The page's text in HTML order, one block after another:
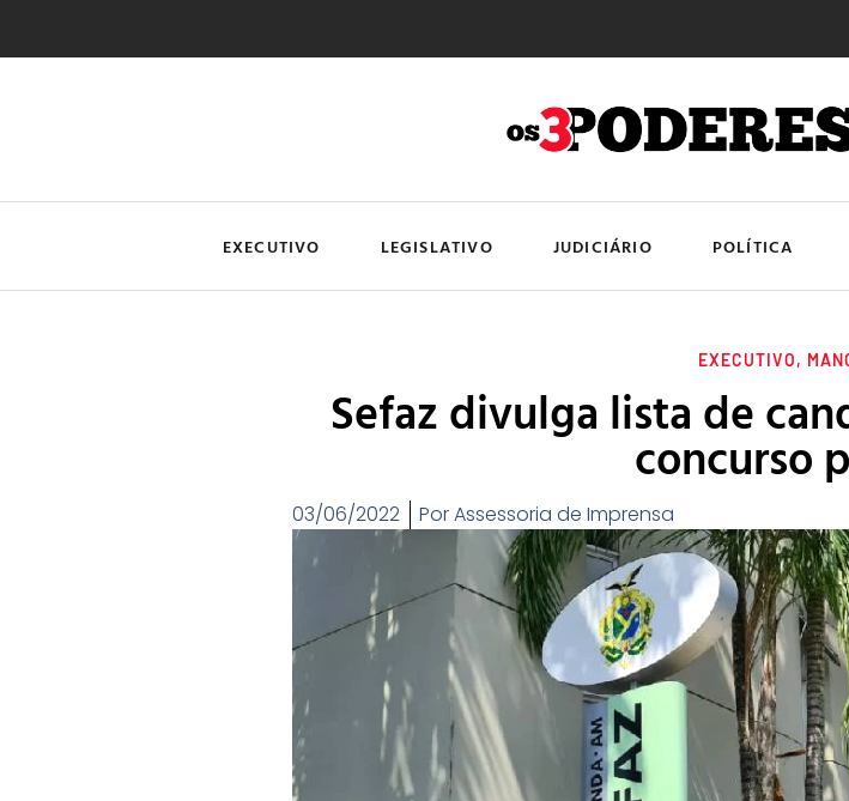
EXECUTIVO LEGISLATIVO JUDICIÁRIO POLÍTICA
EXECUTIVO,
Sefaz divulga lista de
concurso
03/06/2022 PorAssessoria de Imprensa